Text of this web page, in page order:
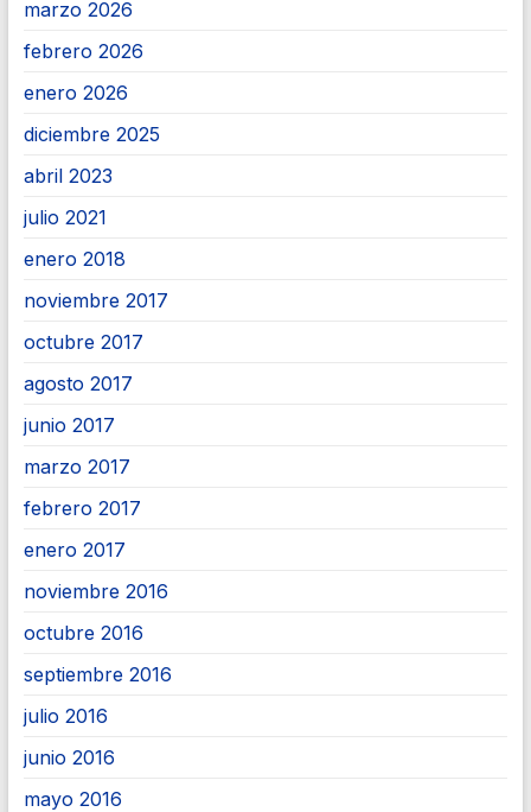
marzo 2026
febrero 2026
enero 2026
diciembre 2025
abril 2023
julio 2021
enero 2018
noviembre 2017
octubre 2017
agosto 2017
junio 2017
marzo 2017
febrero 2017
enero 2017
noviembre 2016
octubre 2016
septiembre 2016
julio 2016
junio 2016
mayo 2016